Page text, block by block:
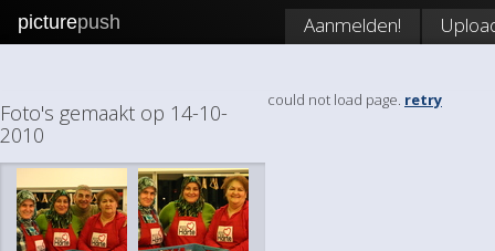
picturepush Aanmelden!
Foto's gemaakt op 14-10-
2010
could not load page. retry